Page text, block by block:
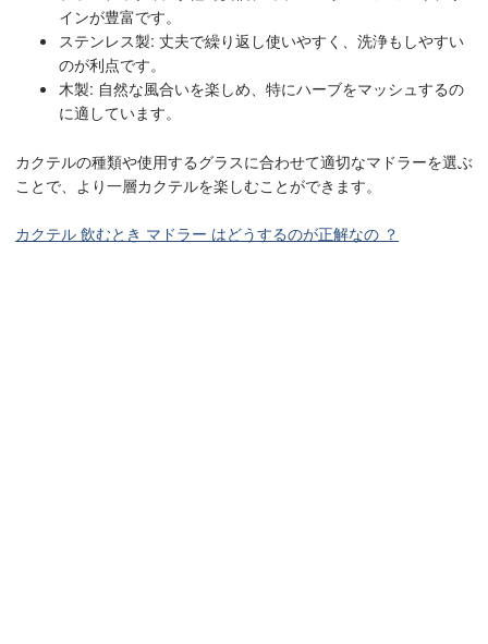
インが豊富です。
ステンレス製: 丈夫で繰り返し使いやすく、洗浄もしやすい
のが利点です。
木製: 自然な風合いを楽しめ、特にハーブをマッシュするの
に適しています。
カクテルの種類や使用するグラスに合わせて適切なマドラーを選ぶ
ことで、より一層カクテルを楽しむことができます。
カクテル 飲むとき マドラー はどうするのが正解なの ？